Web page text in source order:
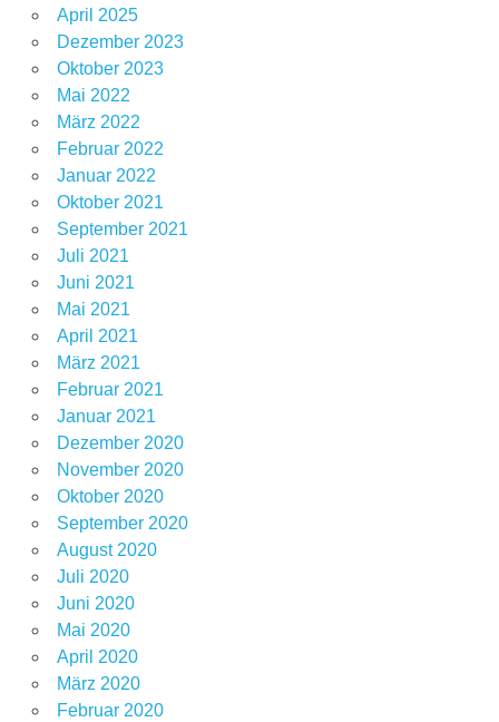
April 2025
Dezember 2023
Oktober 2023
Mai 2022
März 2022
Februar 2022
Januar 2022
Oktober 2021
September 2021
Juli 2021
Juni 2021
Mai 2021
April 2021
März 2021
Februar 2021
Januar 2021
Dezember 2020
November 2020
Oktober 2020
September 2020
August 2020
Juli 2020
Juni 2020
Mai 2020
April 2020
März 2020
Februar 2020